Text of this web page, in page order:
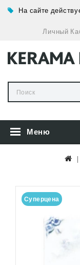
На сайте
Личный
Меню
Суперцена